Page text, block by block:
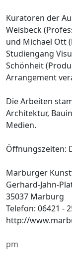
Kuratoren der
Weisbeck
und Michael Ott
Studiengang
Schönheit
Arrangement
Die Arbeiten
Architektur,
Medien.
Öffnungszeiten:
Marburger
Gerhard-Jahn-
35037 Marburg
Telefon: 06421 -
http://
pm